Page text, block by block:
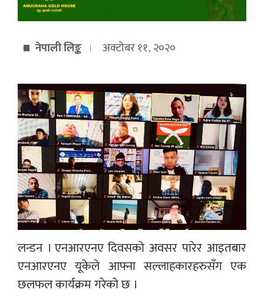
नेपाली लिङ्क अक्टोबर ११, २०२०
लन्डन । एनआरएनए दिवसको अवसर पारेर आइतबार
एनआरएनए यूकेले आफ्ना सल्लाहकारहरुसँग एक
छलफल कार्यक्रम गरेको छ ।